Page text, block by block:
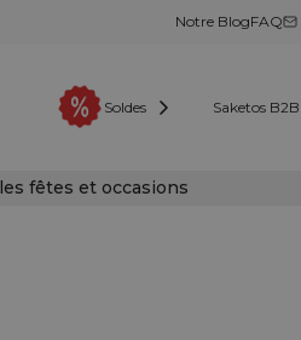
Notre BlogFAQ
Soldes
Saketos B2B
fêtes et occasions